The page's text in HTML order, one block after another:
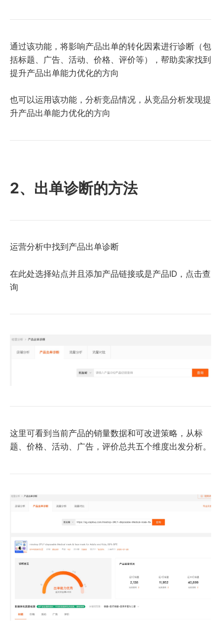
通过该功能，将影响产品出单的转化因素进行诊断（包
括标题、广告、活动、价格、评价等），帮助卖家找到
提升产品出单能力优化的方向
也可以运用该功能，分析竞品情况，从竞品分析发现提
升产品出单能力优化的方向
2、出单诊断的方法
运营分析中找到产品出单诊断
在此处选择站点并且添加产品链接或是产品ID，点击查
询
这里可看到当前产品的销量数据和可改进策略，从标
题、价格、活动、广告，评价总共五个维度出发分析。